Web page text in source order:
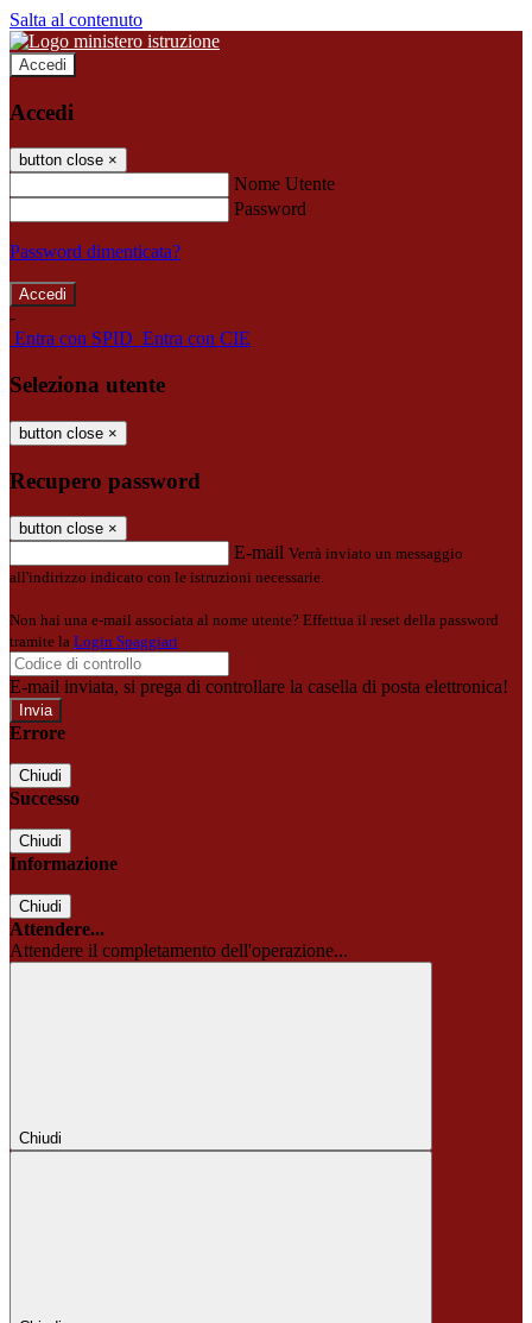
Salta al contenuto
Accedi
Accedi
button close ×
Nome Utente
Password
Password dimenticata?
-
Entra con SPID Entra con CIE
Seleziona utente
button close ×
Recupero password
button close ×
E-mail Verrà inviato un messaggio
all'indirizzo indicato con le istruzioni necessarie.
Non hai una e-mail associata al nome utente? Effettua il reset della password
tramite la Login Spaggiari
E-mail inviata, si prega di controllare la casella di posta elettronica!
Errore
Chiudi
Successo
Chiudi
Informazione
Chiudi
Attendere...
Attendere il completamento dell'operazione...
Chiudi